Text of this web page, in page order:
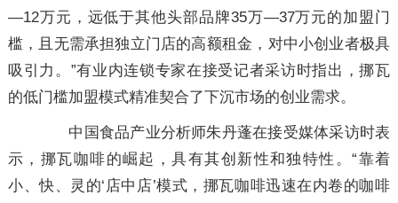
—12万元，远低于其他头部品牌35万—37万元的加盟门
槛，且无需承担独立门店的高额租金，对中小创业者极具
吸引力。”有业内连锁专家在接受记者采访时指出，挪瓦
的低门槛加盟模式精准契合了下沉市场的创业需求。
中国食品产业分析师朱丹蓬在接受媒体采访时表
示，挪瓦咖啡的崛起，具有其创新性和独特性。“靠着
小、快、灵的‘店中店’模式，挪瓦咖啡迅速在内卷的咖啡